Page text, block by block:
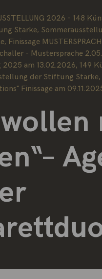
2026 - 148
Starke,
, Finissage
- Mustersprache
am 13.02.2026, 149
der Stiftung Starke,
Finissage am